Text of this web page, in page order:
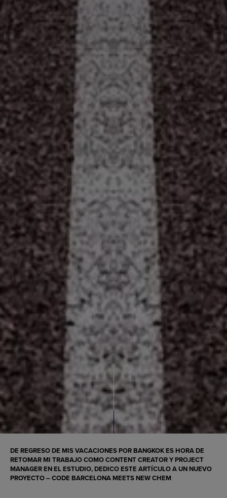
DE REGRESO DE MIS VACACIONES POR BANGKOK ES HORA DE
RETOMAR MI TRABAJO COMO CONTENT CREATOR Y PROJECT
MANAGER EN EL ESTUDIO, DEDICO ESTE ARTÍCULO A UN NUEVO
PROYECTO – CODE BARCELONA MEETS NEW CHEM